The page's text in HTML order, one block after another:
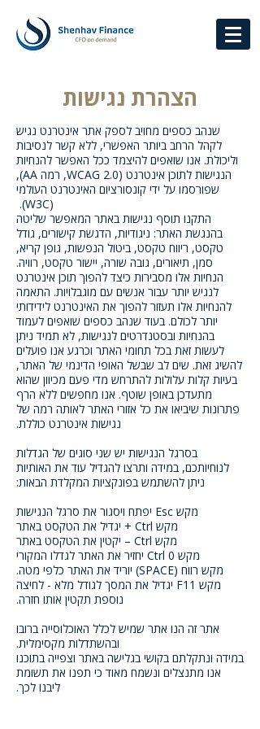
הצהרת נגישות
שנהב כספים מחויב לספק אתר אינטרנט נגיש
לקהל הרחב ביותר האפשרי, ללא קשר לנסיבות
וליכולת. אנו שואפים להיצמד ככל האפשר להנחיות
הנגישות לתוכן אינטרנט (WCAG 2.0, רמה AA),
שפורסמו על ידי קונסורציום האינטרנט העולמי
(W3C).
התקנו תוסף נגישות באתר המאפשר שליטה
בהנגשת האתר: ניגודיות, הדגשת קישורים, גודל
טקסט, ריווח טקסט, ביטול הנפשות, גופן קריא,
סמן, תיאורים, גובה שורה, יישור טקסט, רוויה.
הנחיות אלו מסבירות כיצד להפוך תוכן אינטרנט
לנגיש יותר עבור אנשים עם מוגבלויות. התאמה
להנחיות אלו תעזור להפוך את האינטרנט לידידותי
יותר לכולם. בעוד שנהב כספים שואפים לעמוד
בהנחיות ובסטנדרטים לנגישות, לא תמיד ניתן
לעשות זאת בכל תחומי האתר וכרגע אנו פועלים
להשיג זאת. שים לב שבשל האופי הדינמי של האתר,
בעיות קלות עלולות להתרחש מדי פעם מכיוון שהוא
מתעדכן באופן שוטף. אנו מחפשים ללא הרף
פתרונות שיביאו את כל אזורי האתר לאותה רמה של
נגישות אינטרנט כוללת.
בסרגל הנגישות יש שני סוגים של הגדלות
לנוחיותכם, במידה ותרצו להגדיל עוד את האותיות
ניתן להשתמש בפונקציות המקלדת הבאות:
מקש Esc יפתח ויסגור את סרגל הנגישות
מקש Ctrl + יגדיל את הטקסט באתר
מקש Ctrl – יקטין את הטקסט באתר
מקש Ctrl 0 יחזיר את האתר לגדלו המקורי
מקש רווח (SPACE) יוריד את האתר כלפי מטה.
מקש F11 יגדיל את המסך לגודל מלא - לחיצה
נוספת תקטין אותו חזרה.
אתר זה הנו אתר שמיש לכלל האוכלוסייה ברובו
ובהשתדלות מקסימלית.
במידה ונתקלתם בקושי בגלישה באתר וצפייה בתוכנו
אנו מתנצלים ונשמח מאוד כי תפנו את תשומת
ליבנו לכך.